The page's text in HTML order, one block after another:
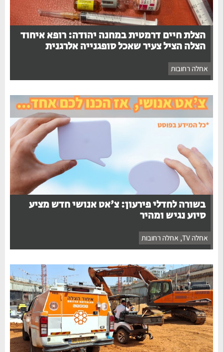
הצלת חיים דרמטית במחנה יהודה: רופא איחוד
הצלה הציל צעיר שאכל סופגנייה אלרגנית
אחלה רחובות
בשורה לחדלי פירעון: צ'אט אנושי חדש מציע
סיוע נגיש ומהיר
אחלה TV , אחלה רחובות